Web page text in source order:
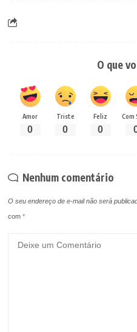
O que
Amor
0
Triste
0
Feliz
0
Com
Nenhum comentário
O seu endereço de e-mail não será
com*